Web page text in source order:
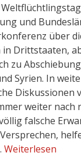
und
über
in Drittstaaten,
zu
Syrien. In
Diskussionen
weiter nach
falsche
Weiterlesen